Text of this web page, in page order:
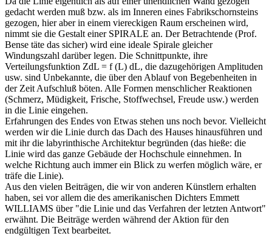
gedacht werden muß bzw. als im Inneren eines Fabrikschornsteins
gezogen, hier aber in einem viereckigen Raum erscheinen wird,
nimmt sie die Gestalt einer SPIRALE an. Der Betrachtende (Prof.
Bense täte das sicher) wird eine ideale Spirale gleicher
Windungszahl darüber legen. Die Schnittpunkte, ihre
Verteilungsfunktion ZdL = f (L) dL, die dazugehörigen Amplituden
usw. sind Unbekannte, die über den Ablauf von Begebenheiten in
der Zeit Aufschluß böten. Alle Formen menschlicher Reaktionen
(Schmerz, Müdigkeit, Frische, Stoffwechsel, Freude usw.) werden
in die Linie eingehen.
Erfahrungen des Endes von Etwas stehen uns noch bevor. Vielleicht
werden wir die Linie durch das Dach des Hauses hinausführen und
mit ihr die labyrinthische Architektur begründen (das hieße: die
Linie wird das ganze Gebäude der Hochschule einnehmen. In
welche Richtung auch immer ein Blick zu werfen möglich wäre, er
träfe die Linie).
Aus den vielen Beiträgen, die wir von anderen Künstlern erhalten
haben, sei vor allem die des amerikanischen Dichters Emmett
WILLIAMS über "die Linie und das Verfahren der letzten Antwort"
erwähnt. Die Beiträge werden während der Aktion für den
endgültigen Text bearbeitet.